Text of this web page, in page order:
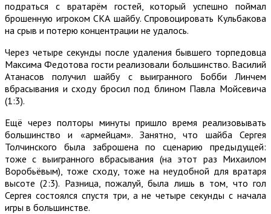
подраться с вратарём гостей, который успешно поймал
брошенную игроком СКА шайбу. Спровоцировать Кульбакова
на срыв и потерю концентрации не удалось.
Через четыре секунды после удаления бывшего торпедовца
Максима Федотова гости реализовали большинство. Василий
Атанасов получил шайбу с выигранного Бобби Линчем
вбрасывания и сходу бросил под блином Павла Мойсевича
(1:3).
Ещё через полторы минуты пришло время реализовывать
большинство и «армейцам». Занятно, что шайба Сергея
Толчинского была заброшена по сценарию предыдущей:
тоже с выигранного вбрасывания (на этот раз Михаилом
Воробьёвым), тоже сходу, тоже на неудобной для вратаря
высоте (2:3). Разница, пожалуй, была лишь в том, что гол
Сергея состоялся спустя три, а не четыре секунды с начала
игры в большинстве.